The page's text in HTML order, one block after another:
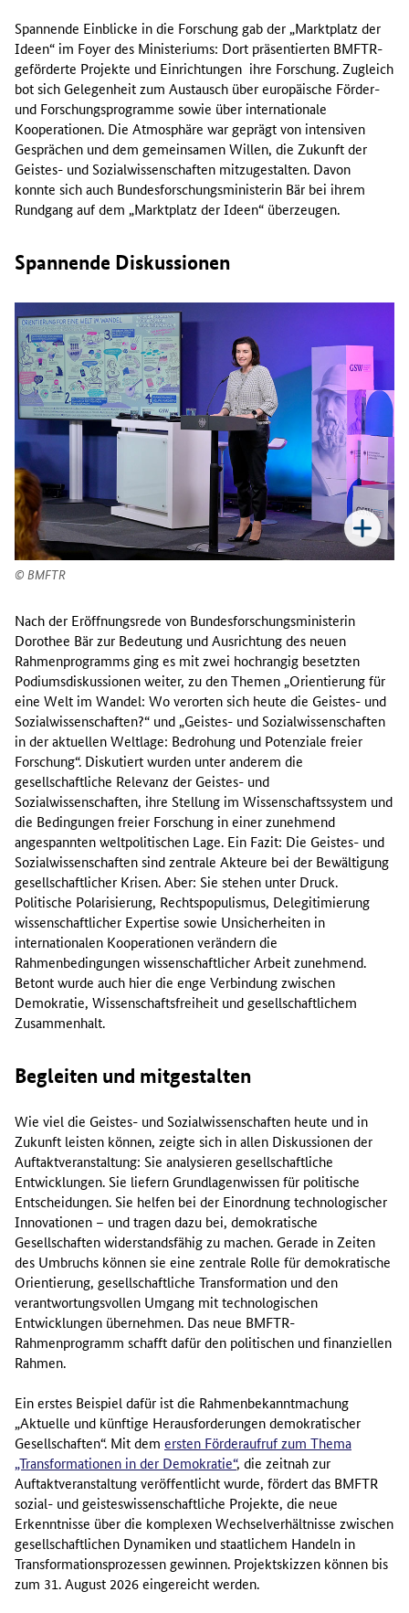
Spannende Einblicke in die Forschung gab der „Marktplatz der
Ideen“ im Foyer des Ministeriums: Dort präsentierten BMFTR-
geförderte Projekte und Einrichtungen ihre Forschung. Zugleich
bot sich Gelegenheit zum Austausch über europäische Förder-
und Forschungsprogramme sowie über internationale
Kooperationen. Die Atmosphäre war geprägt von intensiven
Gesprächen und dem gemeinsamen Willen, die Zukunft der
Geistes- und Sozialwissenschaften mitzugestalten. Davon
konnte sich auch Bundesforschungsministerin Bär bei ihrem
Rundgang auf dem „Marktplatz der Ideen“ überzeugen.
Spannende Diskussionen
BMFTR
Nach der Eröffnungsrede von Bundesforschungsministerin
Dorothee Bär zur Bedeutung und Ausrichtung des neuen
Rahmenprogramms ging es mit zwei hochrangig besetzten
Podiumsdiskussionen weiter, zu den Themen „Orientierung für
eine Welt im Wandel: Wo verorten sich heute die Geistes- und
Sozialwissenschaften?“ und „Geistes- und Sozialwissenschaften
in der aktuellen Weltlage: Bedrohung und Potenziale freier
Forschung“. Diskutiert wurden unter anderem die
gesellschaftliche Relevanz der Geistes- und
Sozialwissenschaften, ihre Stellung im Wissenschaftssystem und
die Bedingungen freier Forschung in einer zunehmend
angespannten weltpolitischen Lage. Ein Fazit: Die Geistes- und
Sozialwissenschaften sind zentrale Akteure bei der Bewältigung
gesellschaftlicher Krisen. Aber: Sie stehen unter Druck.
Politische Polarisierung, Rechtspopulismus, Delegitimierung
wissenschaftlicher Expertise sowie Unsicherheiten in
internationalen Kooperationen verändern die
Rahmenbedingungen wissenschaftlicher Arbeit zunehmend.
Betont wurde auch hier die enge Verbindung zwischen
Demokratie, Wissenschaftsfreiheit und gesellschaftlichem
Zusammenhalt.
Begleiten und mitgestalten
Wie viel die Geistes- und Sozialwissenschaften heute und in
Zukunft leisten können, zeigte sich in allen Diskussionen der
Auftaktveranstaltung: Sie analysieren gesellschaftliche
Entwicklungen. Sie liefern Grundlagenwissen für politische
Entscheidungen. Sie helfen bei der Einordnung technologischer
Innovationen – und tragen dazu bei, demokratische
Gesellschaften widerstandsfähig zu machen. Gerade in Zeiten
des Umbruchs können sie eine zentrale Rolle für demokratische
Orientierung, gesellschaftliche Transformation und den
verantwortungsvollen Umgang mit technologischen
Entwicklungen übernehmen. Das neue BMFTR-
Rahmenprogramm schafft dafür den politischen und finanziellen
Rahmen.
Ein erstes Beispiel dafür ist die Rahmenbekanntmachung
„Aktuelle und künftige Herausforderungen demokratischer
Gesellschaften“. Mit dem ersten Förderaufruf zum Thema
„Transformationen in der Demokratie“, die zeitnah zur
Auftaktveranstaltung veröffentlicht wurde, fördert das BMFTR
sozial- und geisteswissenschaftliche Projekte, die neue
Erkenntnisse über die komplexen Wechselverhältnisse zwischen
gesellschaftlichen Dynamiken und staatlichem Handeln in
Transformationsprozessen gewinnen. Projektskizzen können bis
zum 31. August 2026 eingereicht werden.